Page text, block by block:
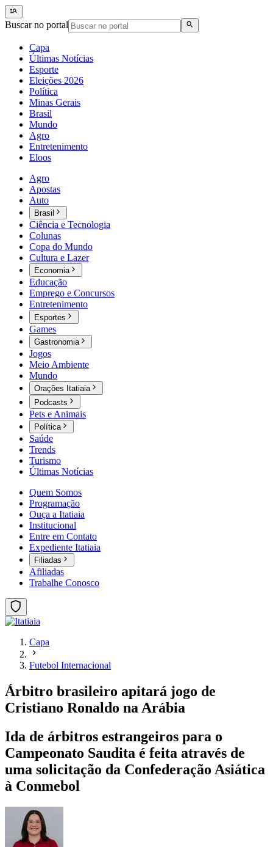
Buscar no portal
Capa
Últimas Notícias
Esporte
Eleições 2026
Política
Minas Gerais
Brasil
Mundo
Agro
Entretenimento
Eloos
Agro
Apostas
Auto
Brasil
Ciência e Tecnologia
Colunas
Copa do Mundo
Cultura e Lazer
Economia
Educação
Emprego e Concursos
Entretenimento
Esportes
Games
Gastronomia
Jogos
Meio Ambiente
Mundo
Orações Itatiaia
Podcasts
Pets e Animais
Política
Saúde
Trends
Turismo
Últimas Notícias
Quem Somos
Programação
Ouça a Itatiaia
Institucional
Entre em Contato
Expediente Itatiaia
Filiadas
Afiliadas
Trabalhe Conosco
Capa
Futebol Internacional
Árbitro brasileiro apitará jogo de
Cristiano Ronaldo na Arábia
Ida de árbitros estrangeiros para o
Campeonato Saudita é feita através de
uma solicitação da Confederação Asiática
à Conmebol